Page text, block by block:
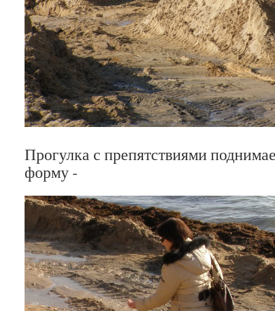
Прогулка с препятствиями
форму -